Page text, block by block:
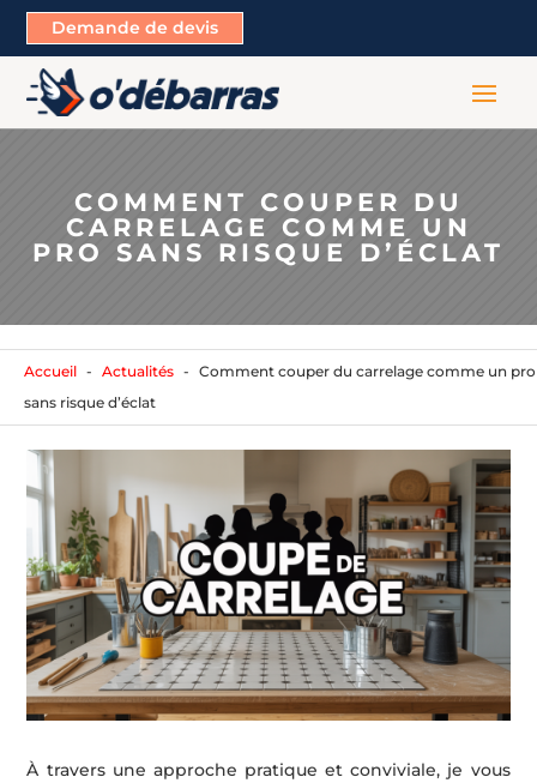
Demande de devis
COMMENT COUPER DU
CARRELAGE COMME UN
PRO SANS RISQUE D’ÉCLAT
Accueil Actualités
Comment couper du carrelage comme un pro
sans risque d’éclat
À travers une approche pratique et conviviale, je vous